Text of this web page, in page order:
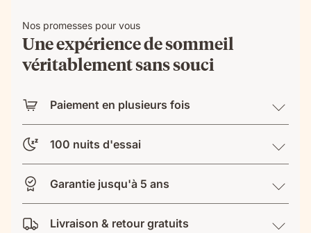
Nos promesses pour vous
Une expérience de sommeil
véritablement sans souci
Paiement en plusieurs fois
100 nuits d'essai
Garantie jusqu'à 5 ans
Livraison & retour gratuits